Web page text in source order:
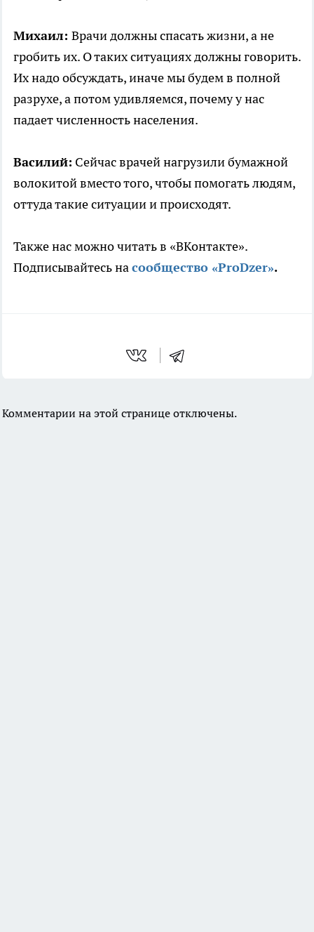
Михаил: Врачи должны спасать жизни, а не
гробить их. О таких ситуациях должны говорить.
Их надо обсуждать, иначе мы будем в полной
разрухе, а потом удивляемся, почему у нас
падает численность населения.
Василий: Сейчас врачей нагрузили бумажной
волокитой вместо того, чтобы помогать людям,
оттуда такие ситуации и происходят.
Также нас можно читать в «ВКонтакте».
Подписывайтесь насообщество «ProDzer».
Комментарии на этой странице отключены.